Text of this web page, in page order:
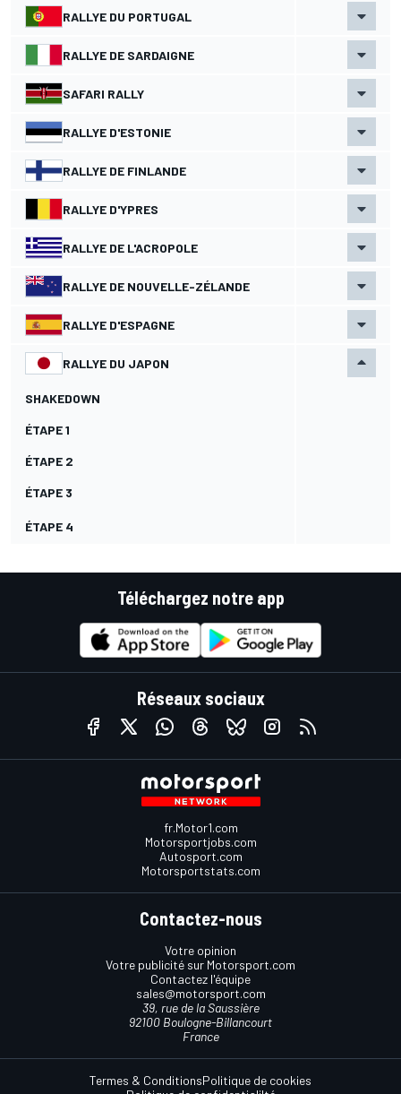
RALLYE DU PORTUGAL
RALLYE DE SARDAIGNE
SAFARI RALLY
RALLYE D'ESTONIE
RALLYE DE FINLANDE
RALLYE D'YPRES
RALLYE DE L'ACROPOLE
RALLYE DE NOUVELLE-ZÉLANDE
RALLYE D'ESPAGNE
RALLYE DU JAPON
SHAKEDOWN
ÉTAPE 1
ÉTAPE 2
ÉTAPE 3
ÉTAPE 4
Téléchargez notre app
Réseaux sociaux
fr.Motor1.com
Motorsportjobs.com
Autosport.com
Motorsportstats.com
Contactez-nous
Votre opinion
Votre publicité sur Motorsport.com
Contactez l'équipe
sales@motorsport.com
39, rue de la Saussière
92100 Boulogne-Billancourt
France
Termes & ConditionsPolitique de cookies